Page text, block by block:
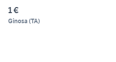
1 €
Ginosa (TA)